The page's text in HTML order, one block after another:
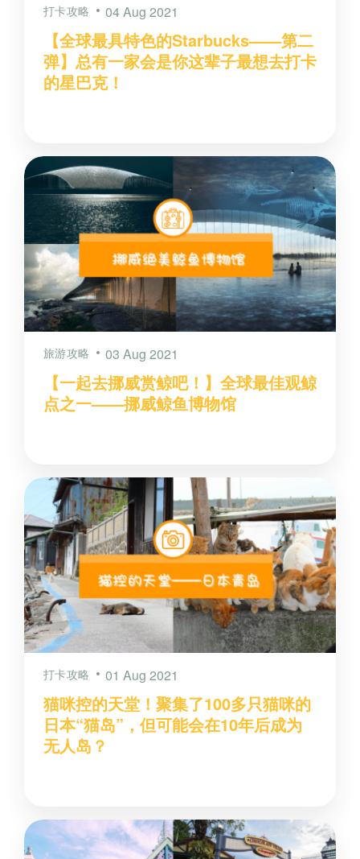
打卡攻略 04 Aug 2021
【全球最具特色的Starbucks——第二
弹】总有一家会是你这辈子最想去打卡
的星巴克！
旅游攻略 03 Aug 2021
【一起去挪威赏鲸吧！】全球最佳观鲸
点之一——挪威鲸鱼博物馆
打卡攻略 01 Aug 2021
猫咪控的天堂！聚集了100多只猫咪的
日本“猫岛”，但可能会在10年后成为
无人岛？